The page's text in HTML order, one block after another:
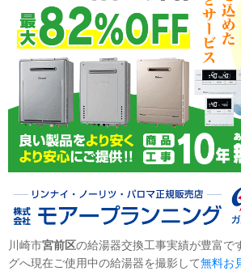
川崎市宮前区の給湯器交換工事実績が豊富で
グへ現在ご使用中の給湯器を撮影して無料お